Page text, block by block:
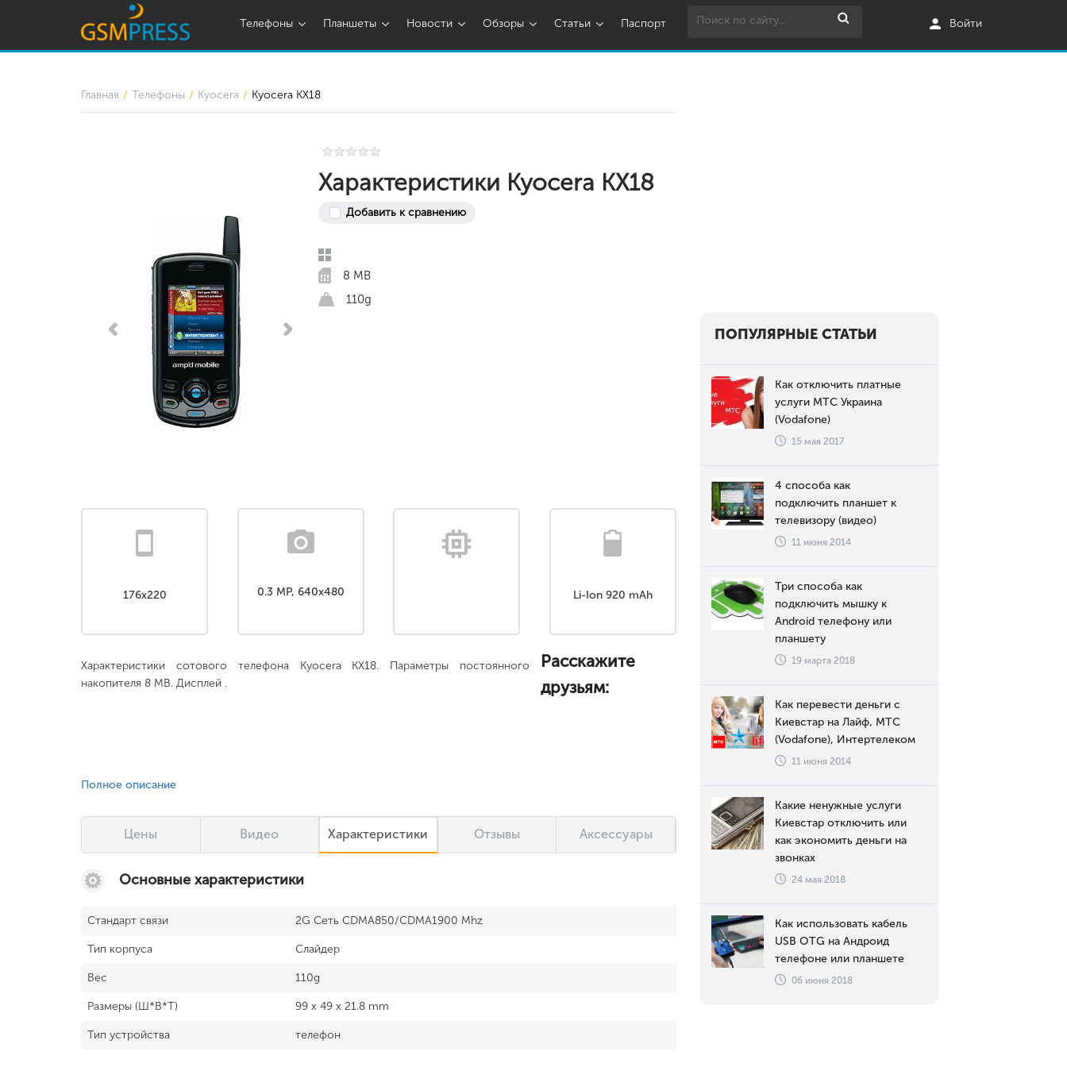
Телефоны Планшеты Новости Обзоры Статьи Паспорт Войти
Главная Телефоны Kyocera Kyocera KX18
Характеристики Kyocera KX18
Добавить к сравнению
8 MB
110g
176x220 0.3 MP, 640x480 Li-Ion 920 mAh
Характеристики сотового телефона Kyocera KX18. Параметры постоянного
накопителя 8 MB. Дисплей .
Полное описание
Расскажите
друзьям:
Цены Видео Характеристики Отзывы Аксессуары
Основные характеристики
Стандарт связи 2G Сеть CDMA850/CDMA1900 Mhz
Тип корпуса Слайдер
Вес 110g
Размеры (Ш*В*Т) 99 x 49 x 21.8 mm
Тип устройства телефон
ПОПУЛЯРНЫЕ СТАТЬИ
Как отключить платные
услуги МТС Украина
(Vodafone)
15 мая 2017
4 способа как
подключить планшет к
телевизору (видео)
11 июня 2014
Три способа как
подключить мышку к
Android телефону или
планшету
19 марта 2018
Как перевести деньги с
Киевстар на Лайф, МТС
(Vodafone), Интертелеком
11 июня 2014
Какие ненужные услуги
Киевстар отключить или
как экономить деньги на
звонках
24 мая 2018
Как использовать кабель
USB OTG на Андроид
телефоне или планшете
06 июня 2018